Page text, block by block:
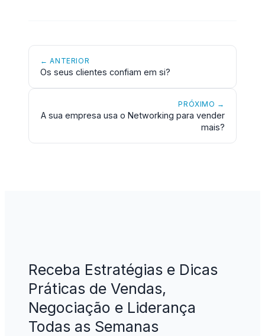
← ANTERIOR
Os seus clientes confiam em si?
PRÓXIMO →
A sua empresa usa o Networking para vender
mais?
Receba Estratégias e Dicas
Práticas de Vendas,
Negociação e Liderança
Todas as Semanas